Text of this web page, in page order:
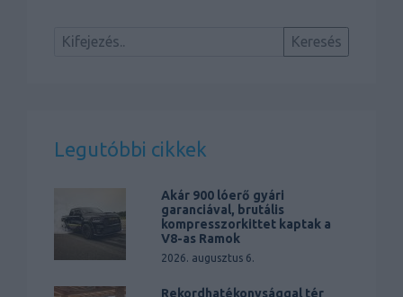
Legutóbbi cikkek
Akár 900 lóerő gyári
garanciával, brutális
kompresszorkittet kaptak a
V8-as Ramok
2026. augusztus 6.
Rekordhatékonysággal tér